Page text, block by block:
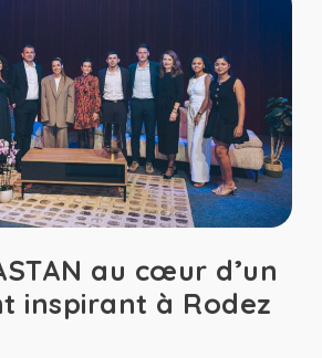
au cœur d’un
inspirant à Rodez